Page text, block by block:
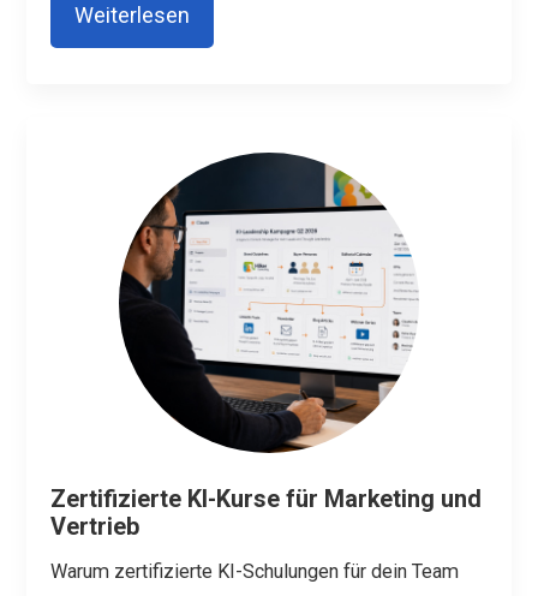
Weiterlesen
Zertifizierte KI-Kurse für Marketing und
Vertrieb
Warum zertifizierte KI-Schulungen für dein Team